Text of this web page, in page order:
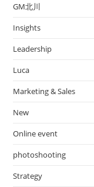
GM北川
Insights
Leadership
Luca
Marketing & Sales
New
Online event
photoshooting
Strategy